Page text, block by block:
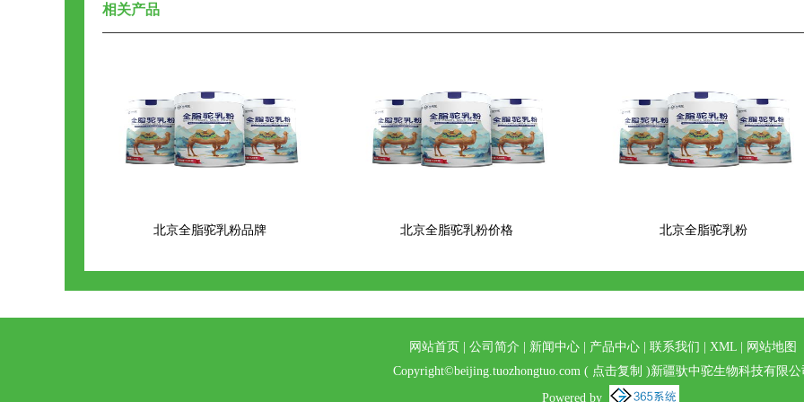
相关产品
北京全脂驼乳粉品牌 北京全脂驼乳粉价格 北京全脂驼乳粉
网站首页 公司简介 新闻中心 产品中心 联系我们 XML
网站地图
Copyright©beijing.tuozhongtuo.com( 点击复制 )新疆驮中驼生物科技有限公
Powered by